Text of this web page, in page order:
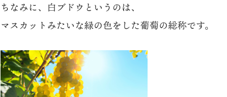
ちなみに、白ブドウというのは、
マスカットみたいな緑の色をした葡萄の総称です。